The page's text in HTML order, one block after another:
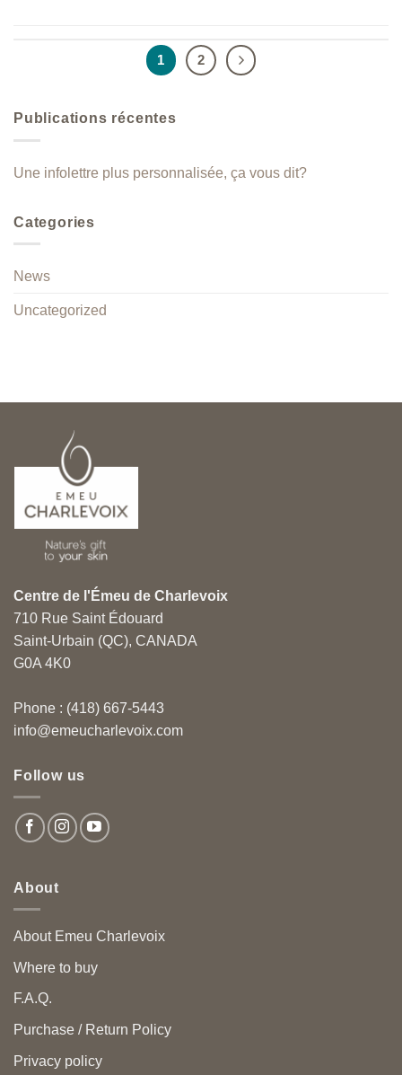
1 2
Publications récentes
Une infolettre plus personnalisée, ça vous dit?
Categories
News
Uncategorized
Centre de l'Émeu de Charlevoix
710 Rue Saint Édouard
Saint-Urbain (QC), CANADA
G0A 4K0
Phone : (418) 667-5443
info@emeucharlevoix.com
Follow us
About
About Emeu Charlevoix
Where to buy
F.A.Q.
Purchase / Return Policy
Privacy policy